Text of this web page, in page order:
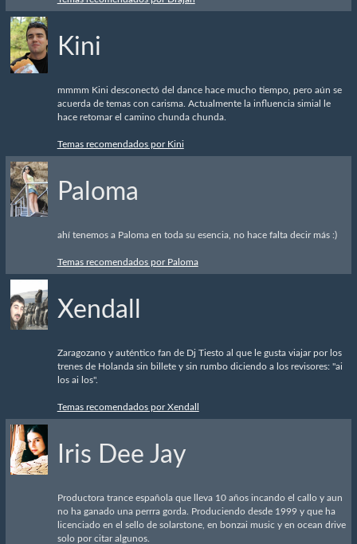
Kini
mmmm Kini desconectó del dance hace mucho tiempo, pero aún se
acuerda de temas con carisma. Actualmente la influencia simial le
hace retomar el camino chunda chunda.
Temas recomendados por Kini
Paloma
ahí tenemos a Paloma en toda su esencia, no hace falta decir más :)
Temas recomendados por Paloma
Xendall
Zaragozano y auténtico fan de Dj Tiesto al que le gusta viajar por los
trenes de Holanda sin billete y sin rumbo diciendo a los revisores: "ai
los ai los".
Temas recomendados por Xendall
Iris Dee Jay
Productora trance española que lleva 10 años incando el callo y aun
no ha ganado una perrra gorda. Produciendo desde 1999 y que ha
licenciado en el sello de solarstone, en bonzai music y en ocean drive
solo por citar algunos.